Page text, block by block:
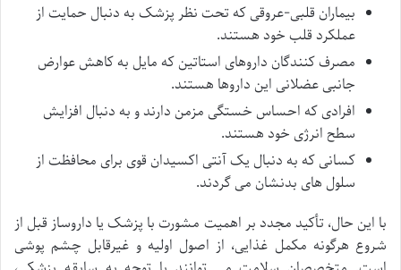
بیماران قلبی-عروقی که تحت نظر پزشک به دنبال حمایت از
عملکرد قلب خود هستند.
مصرف کنندگان داروهای استاتین که مایل به کاهش عوارض
جانبی عضلانی این داروها هستند.
افرادی که احساس خستگی مزمن دارند و به دنبال افزایش
سطح انرژی خود هستند.
کسانی که به دنبال یک آنتی اکسیدان قوی برای محافظت از
سلول های بدنشان می گردند.
با این حال، تأکید مجدد بر اهمیت مشورت با پزشک یا داروساز قبل از
شروع هرگونه مکمل غذایی، از اصول اولیه و غیرقابل چشم پوشی